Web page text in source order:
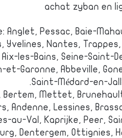
achat zyban en
Anglet, Pessac, Baie-
Yvelines, Nantes,
les-Bains, Seine-Saint-
et-Garonne, Abbeville,
Saint-Médard-en-
Bertem, Mettet,
Andenne, Lessines,
au-Val, Kaprijke, Peer,
Dentergem, Ottignies,